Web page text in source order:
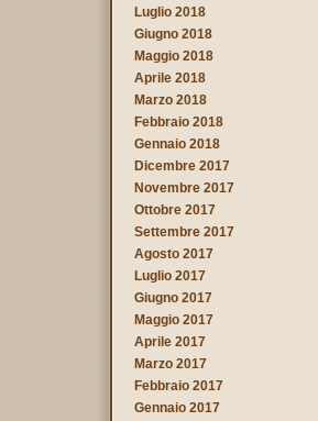
Luglio 2018
Giugno 2018
Maggio 2018
Aprile 2018
Marzo 2018
Febbraio 2018
Gennaio 2018
Dicembre 2017
Novembre 2017
Ottobre 2017
Settembre 2017
Agosto 2017
Luglio 2017
Giugno 2017
Maggio 2017
Aprile 2017
Marzo 2017
Febbraio 2017
Gennaio 2017